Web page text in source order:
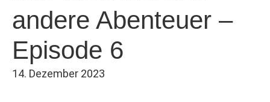
andere Abenteuer –
Episode 6
14. Dezember 2023